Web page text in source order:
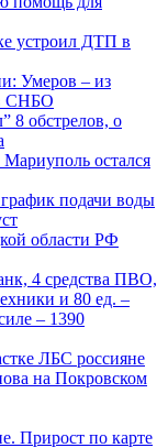
устроил ДТП в
Умеров – из
СНБО
8 обстрелов, о
остался
подачи воды
области РФ
4 средства ПВО,
и 80 ед. –
– 1390
ЛБС россияне
на Покровском
Прирост по карте